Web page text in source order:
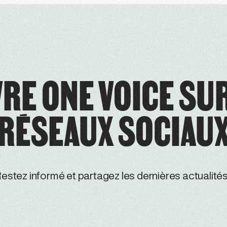
ONE VOICE
informé et partagez les dernières